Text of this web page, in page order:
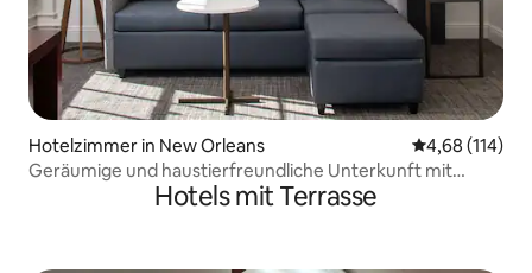
Hotelzimmer in New Orleans
4,68 (114)
Geräumige und haustierfreundliche Unterkunft mit
kostenlosem Frühstück!Hotels mit Terrasse